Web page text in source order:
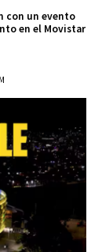
con un evento
en el Movistar